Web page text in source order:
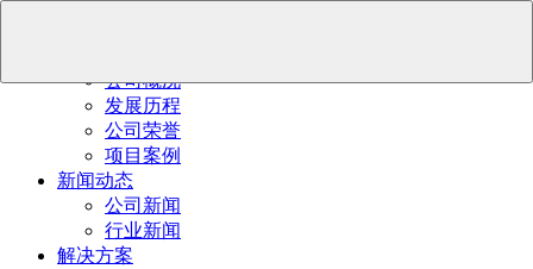
公司概况
发展历程
公司荣誉
项目案例
新闻动态
公司新闻
行业新闻
解决方案